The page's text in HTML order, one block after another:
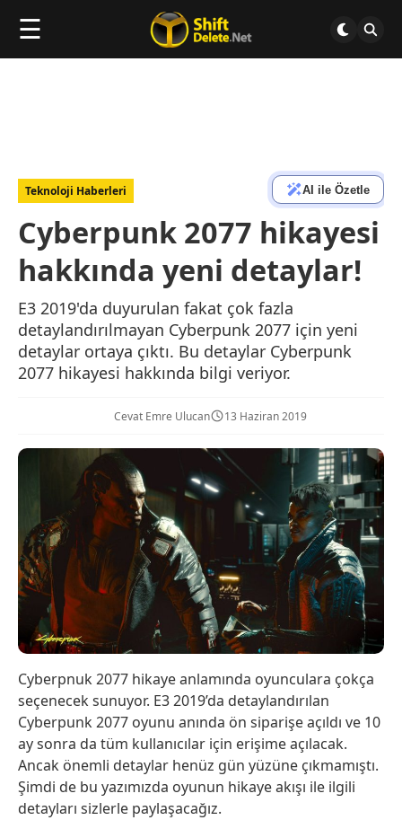
☰
Teknoloji Haberleri AI ile Özetle
Cyberpunk 2077 hikayesi
hakkında yeni detaylar!
E3 2019'da duyurulan fakat çok fazla
detaylandırılmayan Cyberpunk 2077 için yeni
detaylar ortaya çıktı. Bu detaylar Cyberpunk
2077 hikayesi hakkında bilgi veriyor.
Cevat Emre Ulucan 13 Haziran 2019
Cyberpnuk 2077 hikaye anlamında oyunculara çokça
seçenecek sunuyor. E3 2019’da detaylandırılan
Cyberpunk 2077 oyunu anında ön siparişe açıldı ve 10
ay sonra da tüm kullanıcılar için erişime açılacak.
Ancak önemli detaylar henüz gün yüzüne çıkmamıştı.
Şimdi de bu yazımızda oyunun hikaye akışı ile ilgili
detayları sizlerle paylaşacağız.